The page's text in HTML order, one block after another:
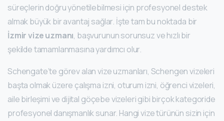
süreçlerin doğru yönetilebilmesi için profesyonel destek
almak büyük bir avantaj sağlar. İşte tam bu noktada bir
İzmir vize uzmanı, başvurunun sorunsuz ve hızlı bir
şekilde tamamlanmasına yardımcı olur.
Schengate’te görev alan vize uzmanları, Schengen vizeleri
başta olmak üzere çalışma izni, oturum izni, öğrenci vizeleri,
aile birleşimi ve dijital göçebe vizeleri gibi birçok kategoride
profesyonel danışmanlık sunar. Hangi vize türünün sizin için